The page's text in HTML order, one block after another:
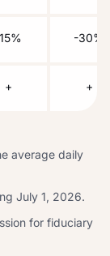
+
-30%
+
average daily
July 1, 2026.
for fiduciary